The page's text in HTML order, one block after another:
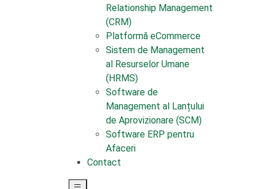
Relationship Management
(CRM)
Platformă eCommerce
Sistem de Management
al Resurselor Umane
(HRMS)
Software de
Management al Lanțului
de Aprovizionare (SCM)
Software ERP pentru
Afaceri
Contact